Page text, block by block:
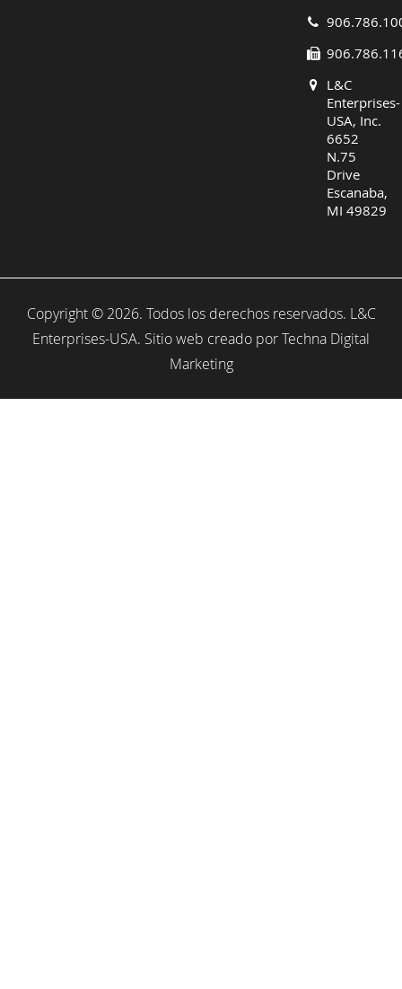
L&C
Enterprises-
USA, Inc.
6652
N.75
Drive
Escanaba,
MI 49829
Copyright © 2026. Todos los derechos reservados. L&C
Enterprises-USA. Sitio web creado porTechna Digital
Marketing